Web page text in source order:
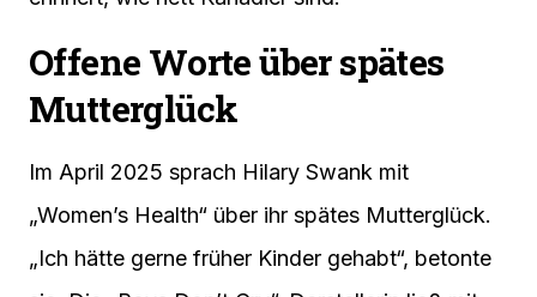
Offene Worte über spätes
Mutterglück
Im April 2025 sprach Hilary Swank mit
„Women’s Health“ über ihr spätes Mutterglück.
„Ich hätte gerne früher Kinder gehabt“, betonte